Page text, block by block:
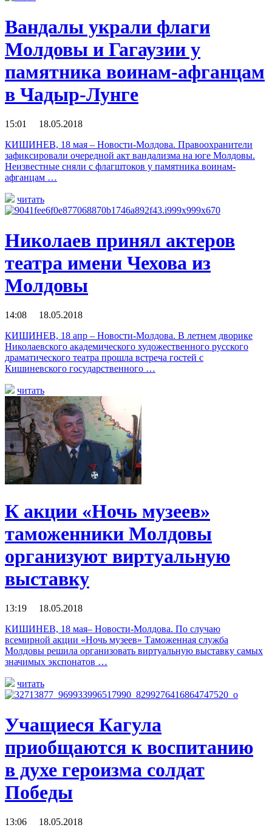
Вандалы украли флаги
Молдовы и Гагаузии у
памятника воинам-афганцам
в Чадыр-Лунге
15:01 18.05.2018
КИШИНЕВ, 18 мая – Новости-Молдова. Правоохранители
зафиксировали очередной акт вандализма на юге Молдовы.
Неизвестные сняли с флагштоков у памятника воинам-
афганцам …
читать
Николаев принял актеров
театра имени Чехова из
Молдовы
14:08 18.05.2018
КИШИНЕВ, 18 апр – Новости-Молдова. В летнем дворике
Николаевского академического художественного русского
драматического театра прошла встреча гостей с
Кишиневского государственного …
читать
К акции «Ночь музеев»
таможенники Молдовы
организуют виртуальную
выставку
13:19 18.05.2018
КИШИНЕВ, 18 мая– Новости-Молдова. По случаю
всемирной акции «Ночь музеев» Таможенная служба
Молдовы решила организовать виртуальную выставку самых
значимых экспонатов …
читать
Учащиеся Кагула
приобщаются к воспитанию
в духе героизма солдат
Победы
13:06 18.05.2018